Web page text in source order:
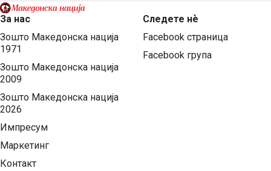
За нас
Зошто Македонска нација
1971
Зошто Македонска нација
2009
Зошто Македонска нација
2026
Импресум
Маркетинг
Контакт
Следете нѐ
Facebook страница
Facebook група